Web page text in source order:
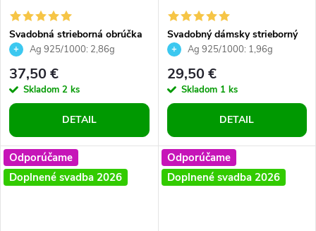
Svadobná strieborná obrúčka
dámsky prsteň pánsky prsteň
Ag 925/1000: 2,86g
37,50 €
Skladom 2 ks
DETAIL
Svadobný dámsky strieborný
prsteň zásnubný prsteň
Ag 925/1000: 1,96g
29,50 €
Skladom 1 ks
DETAIL
Odporúčame
Doplnené svadba 2026
Odporúčame
Doplnené svadba 2026